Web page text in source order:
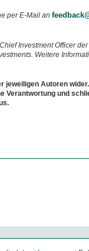
per E-Mail an
Investment Officer der
Weitere
jeweiligen Autoren
Verantwortung und